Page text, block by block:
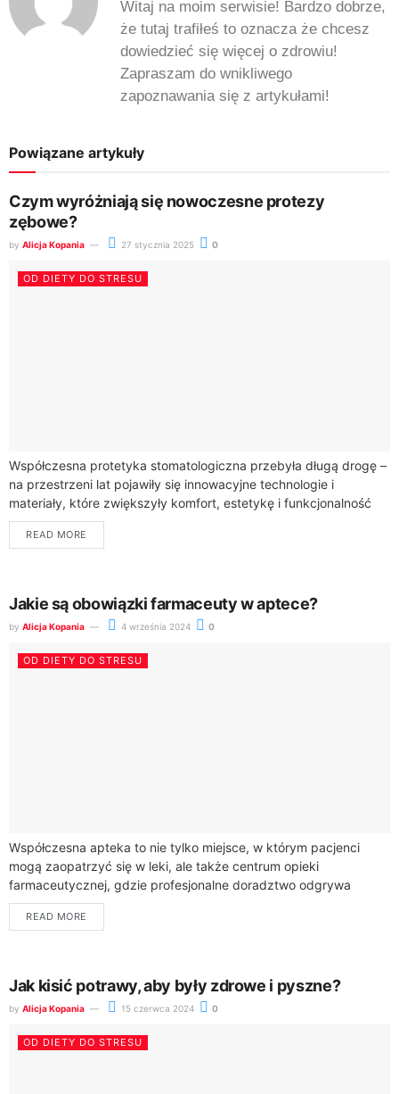
Witaj na moim serwisie! Bardzo dobrze,
że tutaj trafiłeś to oznacza że chcesz
dowiedzieć się więcej o zdrowiu!
Zapraszam do wnikliwego
zapoznawania się z artykułami!
Powiązane artykuły
Czym wyróżniają się nowoczesne protezy
zębowe?
by Alicja Kopania 27 stycznia 2025 0
OD DIETY DO STRESU
Współczesna protetyka stomatologiczna przebyła długą drogę –
na przestrzeni lat pojawiły się innowacyjne technologie i
materiały, które zwiększyły komfort, estetykę i funkcjonalność
protez zębowych. Pacjenci mogą obecnie korzystać z
rozwiązań,...
READ MORE
Jakie są obowiązki farmaceuty w aptece?
by Alicja Kopania 4 września 2024 0
OD DIETY DO STRESU
Współczesna apteka to nie tylko miejsce, w którym pacjenci
mogą zaopatrzyć się w leki, ale także centrum opieki
farmaceutycznej, gdzie profesjonalne doradztwo odgrywa
kluczową rolę w procesie leczenia. Farmaceuci, będący...
READ MORE
Jak kisić potrawy, aby były zdrowe i pyszne?
by Alicja Kopania 15 czerwca 2024 0
OD DIETY DO STRESU